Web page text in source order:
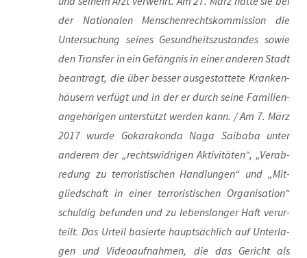
der Natio­na­len Men­schen­rechts­kom­mis­si­on die
Unter­su­chung sei­nes Gesund­heits­zu­stan­des sowie
den Trans­fer in ein Gefäng­nis in einer ande­ren Stadt
bean­tragt, die über bes­ser aus­ge­stat­te­te Kran­ken­
häu­sern ver­fügt und in der er durch sei­ne Fami­li­en­
an­ge­hö­ri­gen unter­stützt wer­den kann. / Am 7. März
2017 wur­de Goka­ra­kon­da Naga Saibaba unter
ande­rem der „rechts­wid­ri­gen Akti­vi­tä­ten“, „Ver­ab­
re­dung zu ter­ro­ris­ti­schen Hand­lun­gen“ und „Mit­
glied­schaft in einer ter­ro­ris­ti­schen Orga­ni­sa­ti­on“
schul­dig befun­den und zu lebens­lan­ger Haft ver­ur­
teilt. Das Urteil basier­te haupt­säch­lich auf Unter­la­
gen und Video­auf­nah­men, die das Gericht als